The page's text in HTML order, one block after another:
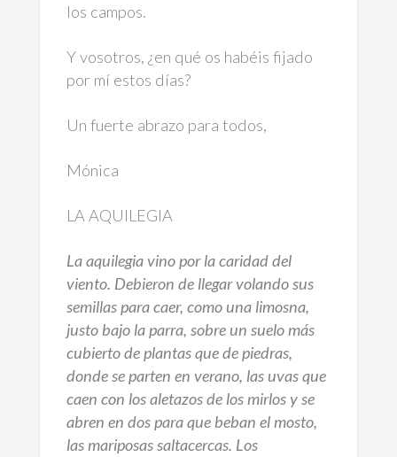
los campos.
Y vosotros, ¿en qué os habéis fijado
por mí estos días?
Un fuerte abrazo para todos,
Mónica
LA AQUILEGIA
La aquilegia vino por la caridad del
viento. Debieron de llegar volando sus
semillas para caer, como una limosna,
justo bajo la parra, sobre un suelo más
cubierto de plantas que de piedras,
donde se parten en verano, las uvas que
caen con los aletazos de los mirlos y se
abren en dos para que beban el mosto,
las mariposas saltacercas. Los